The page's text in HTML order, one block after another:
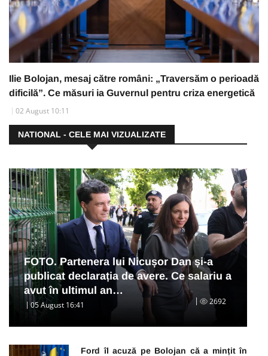
Ilie Bolojan, mesaj către români: „Traversăm o perioadă
dificilă”. Ce măsuri ia Guvernul pentru criza energetică
02 August 10:11
NATIONAL - CELE MAI VIZUALIZATE
FOTO. Partenera lui Nicușor Dan și-a
publicat declarația de avere. Ce salariu a
avut în ultimul an…
05 August 16:41 2692
Ford îl acuză pe Bolojan că a mințit în